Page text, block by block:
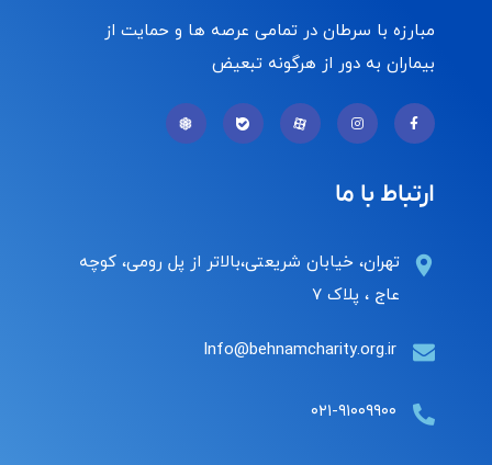
مبارزه با سرطان در تمامی عرصه ها و حمایت از
بیماران به دور از هرگونه تبعیض
ارتباط با ما
تهران، خیابان شریعتی،بالاتر از پل رومی، کوچه
عاج ، پلاک ۷
Info@behnamcharity.org.ir
۰۲۱-۹۱۰۰۹۹۰۰